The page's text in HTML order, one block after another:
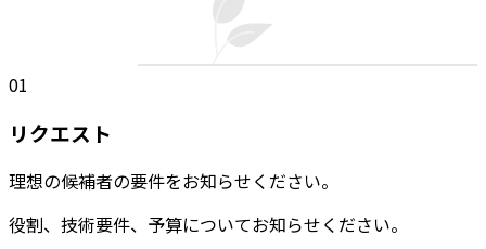
01
リクエスト
理想の候補者の要件をお知らせください。
役割、技術要件、予算についてお知らせください。